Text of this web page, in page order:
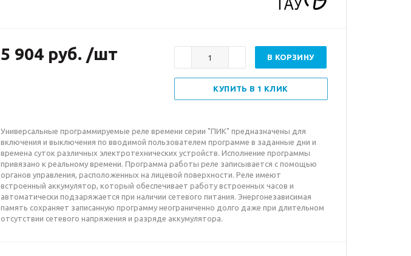
5 904 руб. /шт В КОРЗИНУ
КУПИТЬ В 1 КЛИК
Универсальные программируемые реле времени серии "ПИК" предназначены для
включения и выключения по вводимой пользователем программе в заданные дни и
времена суток различных электротехнических устройств. Исполнение программы
привязано к реальному времени. Программа работы реле записывается с помощью
органов управления, расположенных на лицевой поверхности. Реле имеют
встроенный аккумулятор, который обеспечивает работу встроенных часов и
автоматически подзаряжается при наличии сетевого питания. Энергонезависимая
память сохраняет записанную программу неограниченно долго даже при длительном
отсутствии сетевого напряжения и разряде аккумулятора.